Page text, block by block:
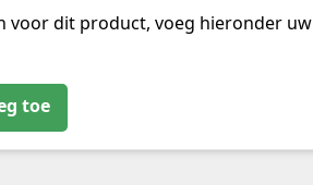
voor dit product, voeg hieronder uw
toe